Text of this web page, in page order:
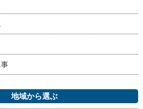
地域から選ぶ